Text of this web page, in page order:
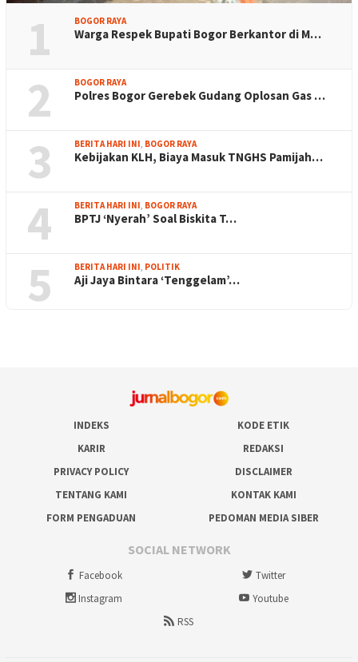
1 BOGOR RAYA
Warga Respek Bupati Bogor Berkantor di M…
2 BOGOR RAYA
Polres Bogor Gerebek Gudang Oplosan Gas …
3 BERITA HARI INI, BOGOR RAYA
Kebijakan KLH, Biaya Masuk TNGHS Pamijah…
4 BERITA HARI INI, BOGOR RAYA
BPTJ ‘Nyerah’ Soal Biskita T…
5 BERITA HARI INI, POLITIK
Aji Jaya Bintara ‘Tenggelam’…
INDEKS
KODE ETIK
KARIR
REDAKSI
PRIVACY POLICY
DISCLAIMER
TENTANG KAMI
KONTAK KAMI
FORM PENGADUAN
PEDOMAN MEDIA SIBER
SOCIAL NETWORK
Facebook
Twitter
Instagram
Youtube
RSS